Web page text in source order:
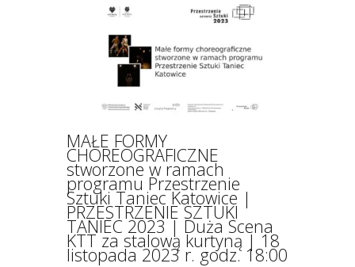
MAŁE FORMY
CHOREOGRAFICZNE
stworzone w ramach
programu Przestrzenie
Sztuki Taniec Katowice |
PRZESTRZENIE SZTUKI
TANIEC 2023 | Duża Scena
KTT za stalową kurtyną | 18
listopada 2023 r. godz. 18:00